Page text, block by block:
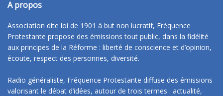
A propos
Association dite loi de 1901 à but non lucratif, Fréquence
Protestante propose des émissions tout public, dans la fidélité
aux principes de la Réforme : liberté de conscience et d’opinion,
écoute, respect des personnes, diversité.
Radio généraliste, Fréquence Protestante diffuse des émissions
valorisant le débat d’idées, autour de trois termes : actualité,